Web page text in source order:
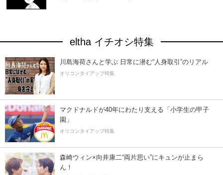
eltha イチオシ特集
川島海荷さんと学ぶ 日常に潜む“人身取引”のリアル
オリコンタイアップ特集
マクドナルドが40年にわたり支える「小学生の甲子
園」
オリコンタイアップ特集
森崎ウィン×向井康二“両片思い”にキュンが止まら
ん！